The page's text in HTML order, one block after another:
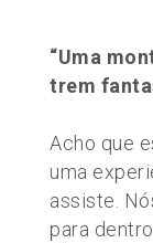
“Uma
trem
Acho que
uma
assiste.
para